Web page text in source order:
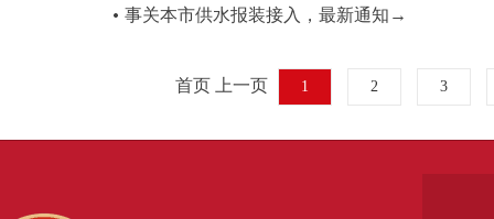
事关本市供水报装接入，最新通知→
首页 上一页 1 2 3